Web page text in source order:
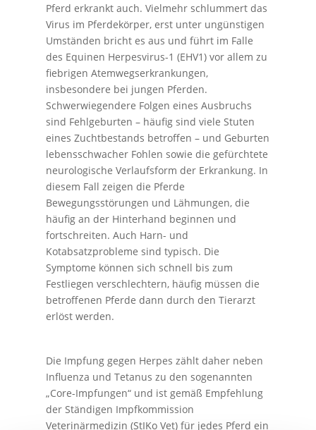
Pferd erkrankt auch. Vielmehr schlummert das
Virus im Pferdekörper, erst unter ungünstigen
Umständen bricht es aus und führt im Falle
des Equinen Herpesvirus-1 (EHV1) vor allem zu
fiebrigen Atemwegserkrankungen,
insbesondere bei jungen Pferden.
Schwerwiegendere Folgen eines Ausbruchs
sind Fehlgeburten – häufig sind viele Stuten
eines Zuchtbestands betroffen – und Geburten
lebensschwacher Fohlen sowie die gefürchtete
neurologische Verlaufsform der Erkrankung. In
diesem Fall zeigen die Pferde
Bewegungsstörungen und Lähmungen, die
häufig an der Hinterhand beginnen und
fortschreiten. Auch Harn- und
Kotabsatzprobleme sind typisch. Die
Symptome können sich schnell bis zum
Festliegen verschlechtern, häufig müssen die
betroffenen Pferde dann durch den Tierarzt
erlöst werden.
Die Impfung gegen Herpes zählt daher neben
Influenza und Tetanus zu den sogenannten
„Core-Impfungen“ und ist gemäß Empfehlung
der Ständigen Impfkommission
Veterinärmedizin (StIKo Vet) für jedes Pferd ein